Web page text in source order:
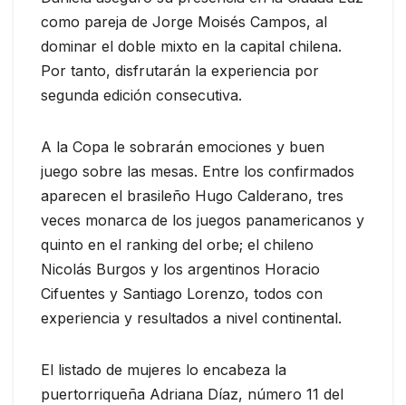
como pareja de Jorge Moisés Campos, al
dominar el doble mixto en la capital chilena.
Por tanto, disfrutarán la experiencia por
segunda edición consecutiva.
A la Copa le sobrarán emociones y buen
juego sobre las mesas. Entre los confirmados
aparecen el brasileño Hugo Calderano, tres
veces monarca de los juegos panamericanos y
quinto en el ranking del orbe; el chileno
Nicolás Burgos y los argentinos Horacio
Cifuentes y Santiago Lorenzo, todos con
experiencia y resultados a nivel continental.
El listado de mujeres lo encabeza la
puertorriqueña Adriana Díaz, número 11 del